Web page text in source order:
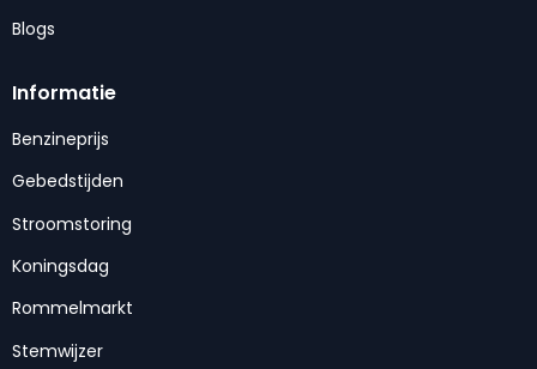
Blogs
Informatie
Benzineprijs
Gebedstijden
Stroomstoring
Koningsdag
Rommelmarkt
Stemwijzer